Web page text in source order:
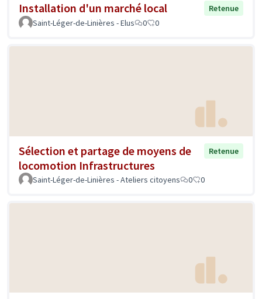
Installation d'un marché local
Retenue
Saint-Léger-de-Linières - Elus
0 0
Sélection et partage de moyens de
locomotion Infrastructures
Retenue
Saint-Léger-de-Linières - Ateliers citoyens 0 0